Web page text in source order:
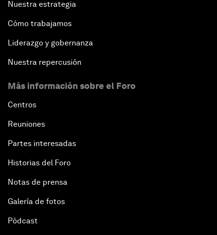
Nuestra estrategia
Cómo trabajamos
Liderazgo y gobernanza
Nuestra repercusión
Más información sobre el Foro
Centros
Reuniones
Partes interesadas
Historias del Foro
Notas de prensa
Galería de fotos
Pódcast